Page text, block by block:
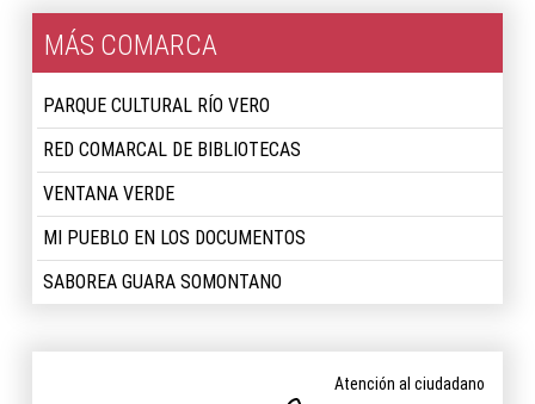
MÁS COMARCA
PARQUE CULTURAL RÍO VERO
RED COMARCAL DE BIBLIOTECAS
VENTANA VERDE
MI PUEBLO EN LOS DOCUMENTOS
SABOREA GUARA SOMONTANO
Atención al ciudadano